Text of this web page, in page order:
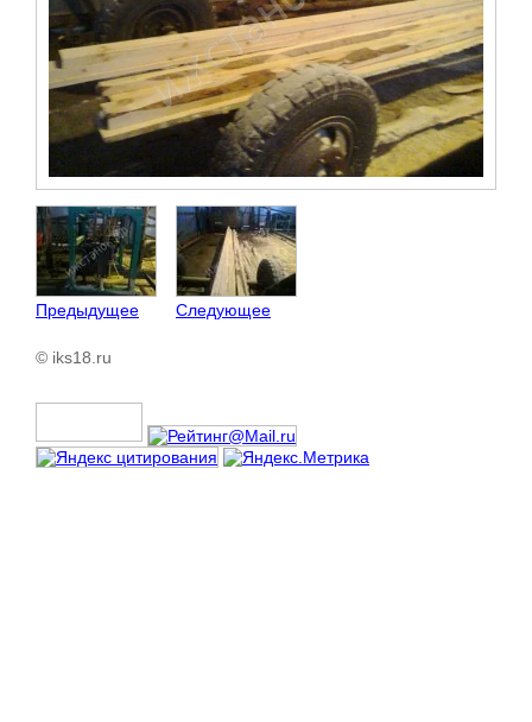
Предыдущее Следующее
© iks18.ru